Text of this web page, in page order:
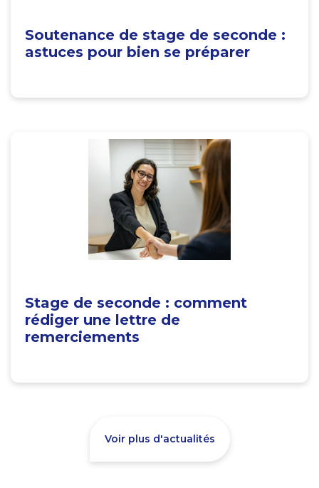
Soutenance de stage de seconde :
astuces pour bien se préparer
Stage de seconde : comment
rédiger une lettre de
remerciements
Voir plus d'actualités